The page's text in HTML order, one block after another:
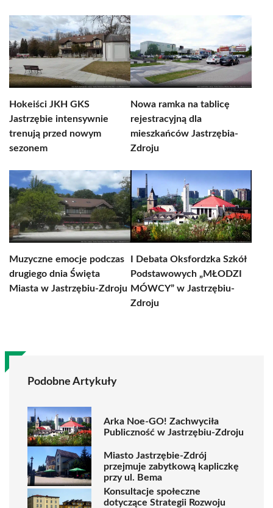
Hokeiści JKH GKS
Jastrzębie intensywnie
trenują przed nowym
sezonem
Nowa ramka na tablicę
rejestracyjną dla
mieszkańców Jastrzębia-
Zdroju
Muzyczne emocje podczas
drugiego dnia Święta
Miasta w Jastrzębiu-Zdroju
I Debata Oksfordzka Szkół
Podstawowych „MŁODZI
MÓWCY” w Jastrzębiu-
Zdroju
Podobne Artykuły
Arka Noe-GO! Zachwyciła
Publiczność w Jastrzębiu-Zdroju
Miasto Jastrzębie-Zdrój
przejmuje zabytkową kapliczkę
przy ul. Bema
Konsultacje społeczne
dotyczące Strategii Rozwoju